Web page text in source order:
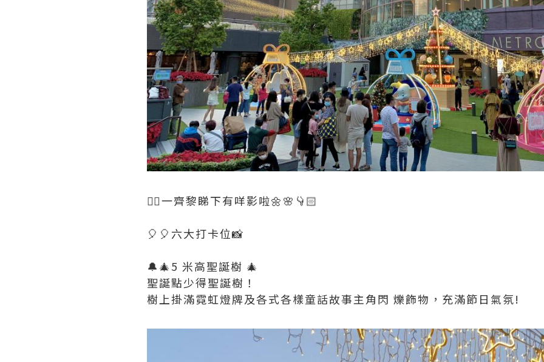
👇🏻一齊黎睇下有咩影啦🌼🌸👇🏻
🎈🎈六大打卡位📸
🔔🎄5 米高聖誕樹 🎄
聖誕點少得聖誕樹！
樹上掛滿霓虹燈牌及各式各樣童話故事主角閃 爍飾物，充滿節日氣氛!